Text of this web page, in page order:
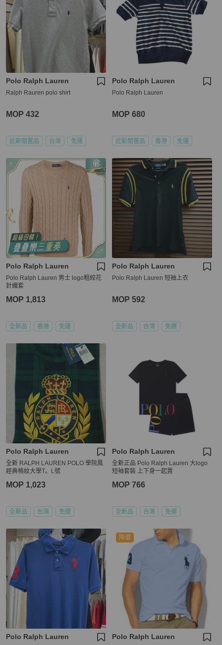
Polo Ralph Lauren
Ralph Rauren polo shirt
MOP 432
近新閒置品 台灣 免運
Polo Ralph Lauren
Polo Ralph Lauren
MOP 680
近新閒置品 香港 免運
Polo Ralph Lauren
Polo Ralph Lauren 男士 logo粗絞花
針織套
MOP 1,813
全新品 香港 免運
Polo Ralph Lauren
Polo Ralph Lauren 短袖上衣
MOP 592
全新品 台灣 免運
Polo Ralph Lauren
全新 RALPH LAUREN POLO 學院風
經典格紋大學T。L號
MOP 1,023
全新品 台灣 免運
Polo Ralph Lauren
全新正品 Polo Ralph Lauren 大logo
短袖套裝 上下身一起賣
MOP 766
全新品 台灣 免運
Polo Ralph Lauren
降價
Polo Ralph Lauren